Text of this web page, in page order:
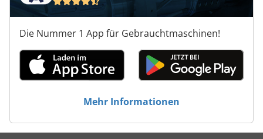
Die Nummer 1 App für Gebrauchtmaschinen!
Mehr Informationen